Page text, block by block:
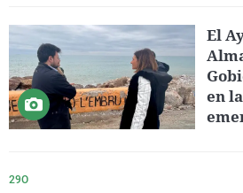
El
en
29O